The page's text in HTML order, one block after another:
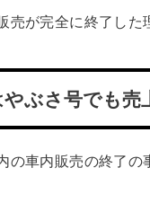
売が完全に終了した
ぶさ号でも売
の車内販売の終了の